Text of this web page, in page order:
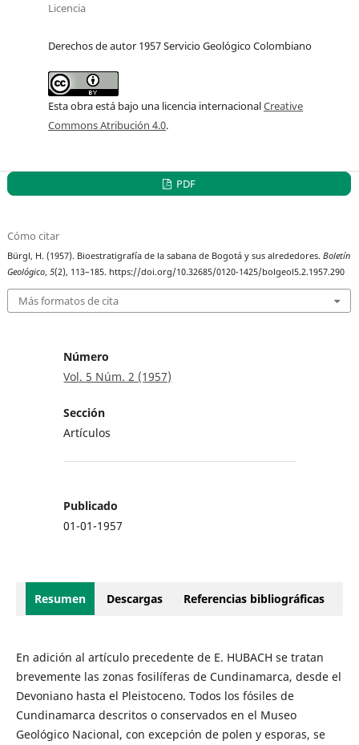
Licencia
Derechos de autor 1957 Servicio Geológico Colombiano
Esta obra está bajo una licencia internacionalCreative
Commons Atribución 4.0.
PDF
Cómo citar
Bürgl, H. (1957). Bioestratigrafía de la sabana de Bogotá y sus alrededores.Boletín
Geológico,5(2), 113–185. https://doi.org/10.32685/0120-1425/bolgeol5.2.1957.290
Más formatos de cita
Número
Vol. 5 Núm. 2 (1957)
Sección
Artículos
Publicado
01-01-1957
Resumen Descargas Referencias bibliográficas
En adición al artículo precedente de E. HUBACH se tratan
brevemente las zonas fosilíferas de Cundinamarca, desde el
Devoniano hasta el Pleistoceno. Todos los fósiles de
Cundinamarca descritos o conservados en el Museo
Geológico Nacional, con excepción de polen y esporas, se